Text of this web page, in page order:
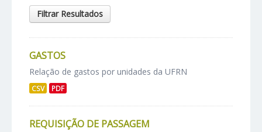
Filtrar Resultados
GASTOS
Relação de gastos por unidades da UFRN
CSV PDF
REQUISIÇÃO DE PASSAGEM